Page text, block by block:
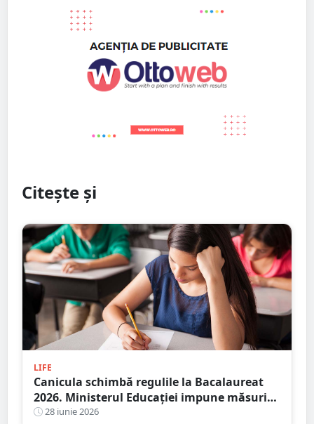
Citește și
LIFE
Canicula schimbă regulile la Bacalaureat
2026. Ministerul Educației impune măsuri
speciale
28 iunie 2026